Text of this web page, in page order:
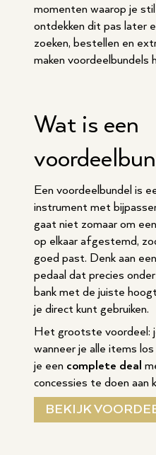
momenten waarop je
ontdekken dit pas later
zoeken, bestellen en
maken voordeelbundels
Wat is een
Een voordeelbundel is
instrument met
gaat niet zomaar om
op elkaar afgestemd,
goed past. Denk aan
pedaal dat precies
bank met de juiste
je direct kunt gebruiken.
Het grootste voordeel:
wanneer je alle items
je een complete deal
concessies te doen aan
BEKIJK